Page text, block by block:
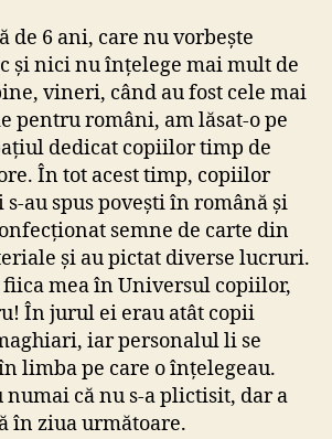
de 6 ani, care nu vorbește
și nici nu înțelege mai mult de
vineri, când au fost cele mai
pentru români, am lăsat-o pe
dedicat copiilor timp de
În tot acest timp, copiilor
au spus povești în română și
semne de carte din
și au pictat diverse lucruri.
fiica mea în Universul copiilor,
În jurul ei erau atât copii
iar personalul li se
limba pe care o înțelegeau.
numai că nu s-a plictisit, dar a
în ziua următoare.